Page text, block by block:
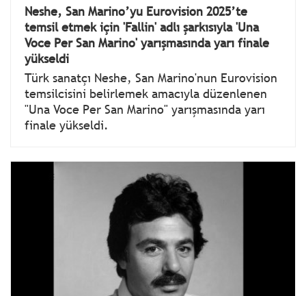
Neshe, San Marino’yu Eurovision 2025’te
temsil etmek için 'Fallin' adlı şarkısıyla 'Una
Voce Per San Marino' yarışmasında yarı finale
yükseldi
Türk sanatçı Neshe, San Marino'nun Eurovision
temsilcisini belirlemek amacıyla düzenlenen
"Una Voce Per San Marino" yarışmasında yarı
finale yükseldi.